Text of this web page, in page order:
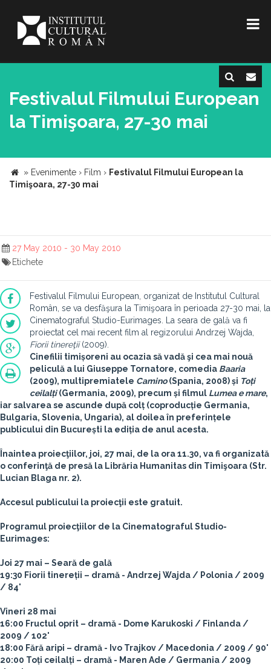
Festivalul Filmului European
la Timişoara, 27-30 mai
» Evenimente › Film › Festivalul Filmului European la
Timişoara, 27-30 mai
27 May 2010 - 30 May 2010
Etichete
Festivalul Filmului European, organizat de Institutul Cultural
Român, se va desfăşura la Timişoara în perioada 27-30 mai, la
Cinematograful Studio-Eurimages. La seara de gală va fi
proiectat cel mai recent film al regizorului Andrzej Wajda,
Fiorii tinereţii(2009).
Cinefilii timișoreni au ocazia să vadă şi cea mai nouă
peliculă a lui Giuseppe Tornatore, comedia Baaria
(2009), multipremiatele Camino(Spania, 2008) și Toți
ceilalți(Germania, 2009), precum și filmul Lumea e mare,
iar salvarea se ascunde după colț (coproducție Germania,
Bulgaria, Slovenia, Ungaria), al doilea în preferințele
publicului din București la ediția de anul acesta.
Înaintea proiecţiilor, joi, 27 mai, de la ora 11.30, va fi organizată
o conferinţă de presă la Librăria Humanitas din Timişoara (Str.
Lucian Blaga nr. 2).
Accesul publicului la proiecţii este gratuit.
Programul proiecţiilor de la Cinematograful Studio-
Eurimages:
Joi 27 mai – Seară de gală
19:30 Fiorii tinereții – dramă - Andrzej Wajda / Polonia / 2009
/ 84'
Vineri 28 mai
16:00 Fructul oprit – dramă - Dome Karukoski / Finlanda /
2009 / 102'
18:00 Fără aripi – dramă - Ivo Trajkov / Macedonia / 2009 / 90'
20:00 Toți ceilalți – dramă - Maren Ade / Germania / 2009